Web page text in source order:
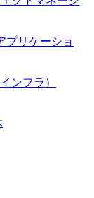
プリケーショ
ンフラ）